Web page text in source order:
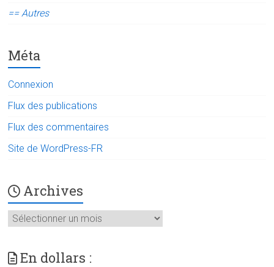
== Autres
Méta
Connexion
Flux des publications
Flux des commentaires
Site de WordPress-FR
Archives
Archives
En dollars :